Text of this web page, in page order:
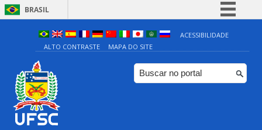
BRASIL
Simplifique!
Comunica BR
Participe
ACESSIBILIDADE
ALTO CONTRASTE
MAPA DO SITE